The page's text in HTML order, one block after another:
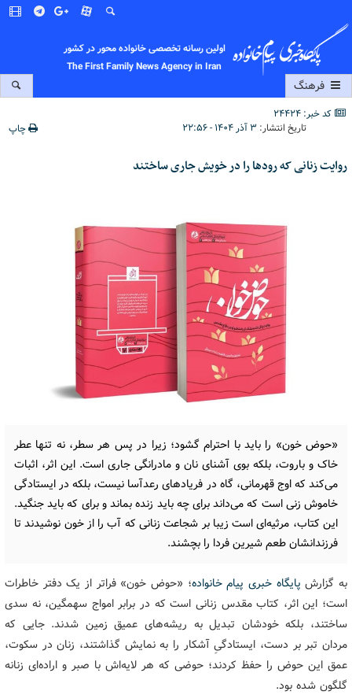
اولین رسانه تخصصی خانواده محور در کشور
The First Family News Agency in Iran
فرهنگ
کد خبر: 24424
تاریخ انتشار:۳ آذر ۱۴۰۴ - ۲۲:۵۶ چاپ
روایت زنانی که رودها را در خویش جاری ساختند
«حوض خون» را باید با احترام گشود؛ زیرا در پس هر سطر، نه تنها عطر
خاک و باروت، بلکه بوی آشنای نان و مادرانگی جاری است. این اثر، اثبات
می‌کند که اوج قهرمانی، گاه در فریادهای رعدآسا نیست، بلکه در ایستادگی
خاموش زنی است که می‌داند برای چه باید زنده بماند و برای که باید جنگید.
این کتاب، مرثیه‌ای است زیبا بر شجاعت زنانی که آب را از خون نوشیدند تا
فرزندانشان طعم شیرین فردا را بچشند.
به گزارش پایگاه خبری پیام خانواده؛ «حوض خون» فراتر از یک دفتر خاطرات
است؛ این اثر، کتاب مقدس زنانی است که در برابر امواج سهمگین، نه سدی
ساختند، بلکه خودشان تبدیل به ریشه‌های عمیق زمین شدند. جایی که
مردان تبر بر دست، ایستادگیِ آشکار را به نمایش گذاشتند، زنان در سکوت،
عمق این حوض را حفظ کردند؛ حوضی که هر لایه‌اش با صبر و اراده‌ای زنانه
گلگون شده بود.